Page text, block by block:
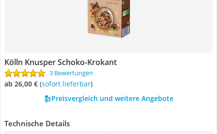
Kölln Knusper Schoko-Krokant
3 Bewertungen
ab 26,00 € ( Sofort lieferbar)
Preisvergleich und weitere Angebote
Technische Details